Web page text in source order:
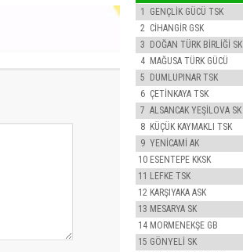
1 GENÇLİK GÜCÜ TSK
2 CİHANGİR GSK
3 DOĞAN TÜRK BİRLİĞİ SK
4 MAĞUSA TÜRK GÜCÜ
5 DUMLUPINAR TSK
6 ÇETİNKAYA TSK
7 ALSANCAK YEŞİLOVA SK
8 KÜÇÜK KAYMAKLI TSK
9 YENİCAMİ AK
10 ESENTEPE KKSK
11 LEFKE TSK
12 KARŞIYAKA ASK
13 MESARYA SK
14 MORMENEKŞE GB
15 GÖNYELİ SK